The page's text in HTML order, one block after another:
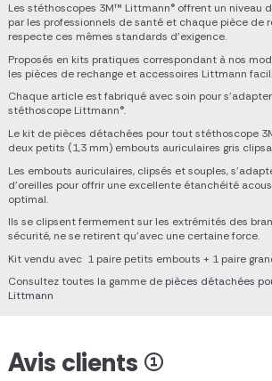
Les stéthoscopes 3M™ Littmann® offrent un niveau
par les professionnels de santé et chaque pièce de
respecte ces mêmes standards d'exigence.
Proposés en kits pratiques correspondant à nos
les pièces de rechange et accessoires Littmann
Chaque article est fabriqué avec soin pour
stéthoscope Littmann®.
Le kit de pièces détachées pour tout stéthoscope
deux petits (1,3 mm) embouts auriculaires gris
Les embouts auriculaires, clipsés et souples,
d'oreilles pour offrir une excellente étanchéité
optimal.
Ils se clipsent fermement sur les extrémités des
sécurité, ne se retirent qu'avec une certaine force.
Kit vendu avec 1 paire petits embouts + 1 paire
Consultez toutes la gamme de pièces détachées
Littmann
Avis clients (1)